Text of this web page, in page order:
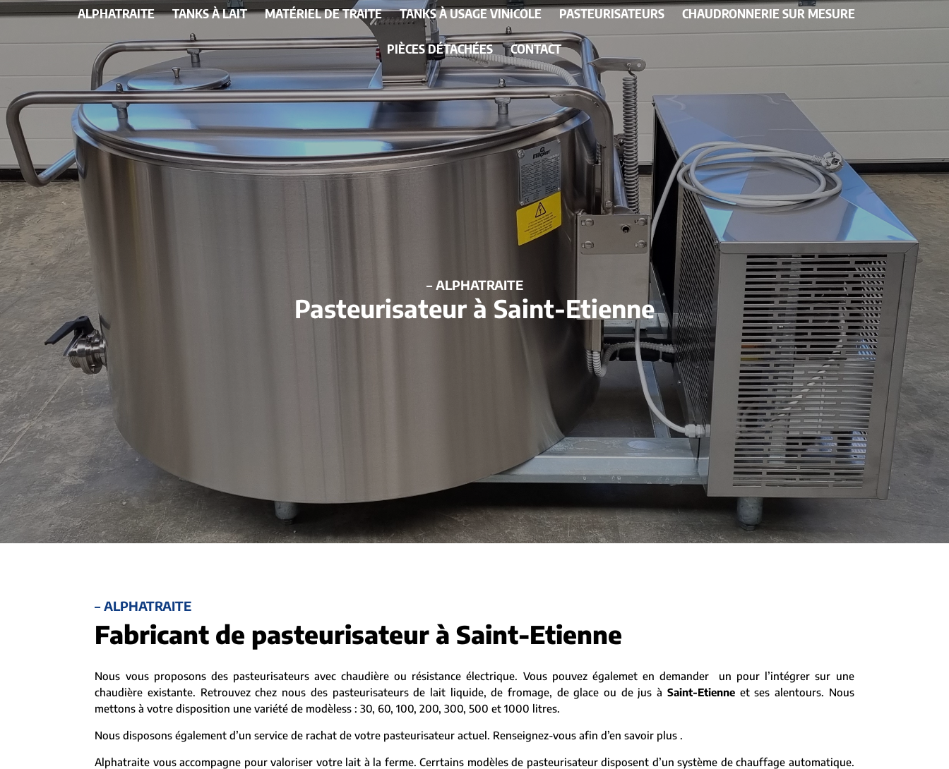
ALPHATRAITE TANKS À LAIT MATÉRIEL DE TRAITE TANKS À USAGE VINICOLE PASTEURISATEURS CHAUDRONNERIE SUR MESURE
PIÈCES DÉTACHÉES CONTACT
– ALPHATRAITE
Pasteurisateur à Saint-Etienne
– ALPHATRAITE
Fabricant de pasteurisateur à Saint-Etienne
Nous vous proposons des pasteurisateurs avec chaudière ou résistance électrique. Vous pouvez égalemet en demander un pour l’intégrer sur une
chaudière existante. Retrouvez chez nous des pasteurisateurs de lait liquide, de fromage, de glace ou de jus à Saint-Etienneet ses alentours. Nous
mettons à votre disposition une variété de modèless : 30, 60, 100, 200, 300, 500 et 1000 litres.
Nous disposons également d’un service de rachat de votre pasteurisateur actuel. Renseignez-vous afin d’en savoir plus .
Alphatraite vous accompagne pour valoriser votre lait à la ferme. Cerrtains modèles de pasteurisateur disposent d’un système de chauffage automatique.